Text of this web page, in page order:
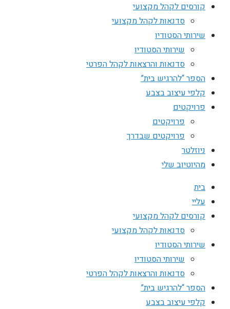
קורסים לקהל מקצועי
סדנאות לקהל מקצועי
שירותי הסטודיו
שירותי הסטודיו
סדנאות והרצאות לקהל הפרטי
הספר “להרגיש בית”
קלפי עיצוב בצבע
פרויקטים
פרויקטים
פרויקטים שבדרך
ניוזלטר
מהיוטיוב שלי
בית
עליי
קורסים לקהל מקצועי
סדנאות לקהל מקצועי
שירותי הסטודיו
שירותי הסטודיו
סדנאות והרצאות לקהל הפרטי
הספר “להרגיש בית”
קלפי עיצוב בצבע